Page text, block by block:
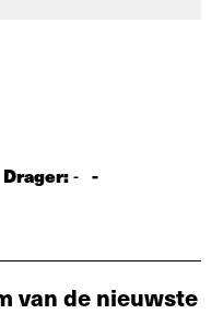
Drager:- -
van de nieuwste